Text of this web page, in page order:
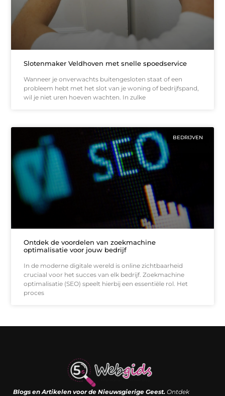
Slotenmaker Veldhoven met snelle spoedservice
Wanneer je onverwachts buitengesloten staat of een
probleem hebt met het slot van je woning of bedrijfspand,
wil je niet uren hoeven wachten. In zulke
BEDRIJVEN
Ontdek de voordelen van zoekmachine
optimalisatie voor jouw bedrijf
In de moderne digitale wereld is online zichtbaarheid
cruciaal voor het succes van elk bedrijf. Zoekmachine
optimalisatie (SEO) speelt hierbij een essentiële rol. Het
proces
Blogs en Artikelen voor de Nieuwsgierige Geest. Ontdek